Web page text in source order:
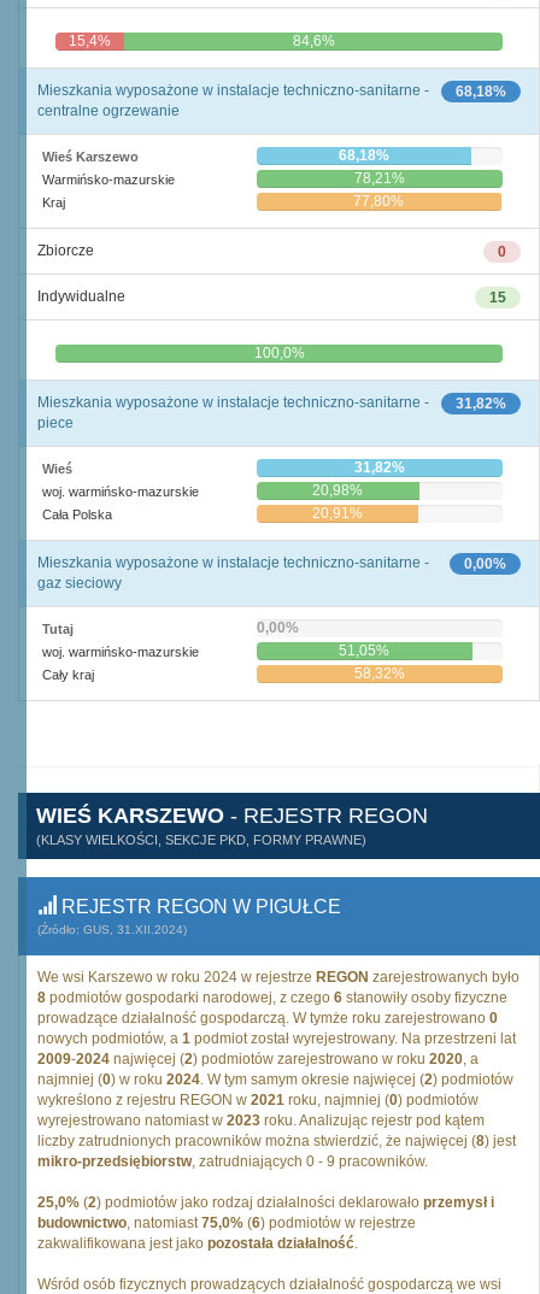
15,4% 84,6%
68,18%
Mieszkania wyposażone w instalacje techniczno-sanitarne -
centralne ogrzewanie
Wieś Karszewo 68,18%
Warmińsko-mazurskie 78,21%
Kraj 77,80%
0
Zbiorcze
15
Indywidualne
0,0% 100,0%
31,82%
Mieszkania wyposażone w instalacje techniczno-sanitarne -
piece
Wieś 31,82%
woj. warmińsko-mazurskie 20,98%
Cała Polska 20,91%
0,00%
Mieszkania wyposażone w instalacje techniczno-sanitarne -
gaz sieciowy
Tutaj 0,00%
woj. warmińsko-mazurskie 51,05%
Cały kraj 58,32%
WIEŚ KARSZEWO - REJESTR REGON
(KLASY WIELKOŚCI, SEKCJE PKD, FORMY PRAWNE)
REJESTR REGON W PIGUŁCE
(Źródło: GUS, 31.XII.2024)
We wsi Karszewo w roku 2024 w rejestrze REGON zarejestrowanych było
8 podmiotów gospodarki narodowej, z czego 6 stanowiły osoby fizyczne
prowadzące działalność gospodarczą. W tymże roku zarejestrowano 0
nowych podmiotów, a 1 podmiot został wyrejestrowany. Na przestrzeni lat
2009-2024 najwięcej (2) podmiotów zarejestrowano w roku 2020, a
najmniej (0) w roku 2024. W tym samym okresie najwięcej (2) podmiotów
wykreślono z rejestru REGON w 2021 roku, najmniej (0) podmiotów
wyrejestrowano natomiast w 2023 roku. Analizując rejestr pod kątem
liczby zatrudnionych pracowników można stwierdzić, że najwięcej (8) jest
mikro-przedsiębiorstw, zatrudniających 0 - 9 pracowników.
25,0% (2) podmiotów jako rodzaj działalności deklarowało przemysł i
budownictwo, natomiast75,0% (6) podmiotów w rejestrze
zakwalifikowana jest jako pozostała działalność.
Wśród osób fizycznych prowadzących działalność gospodarczą we wsi